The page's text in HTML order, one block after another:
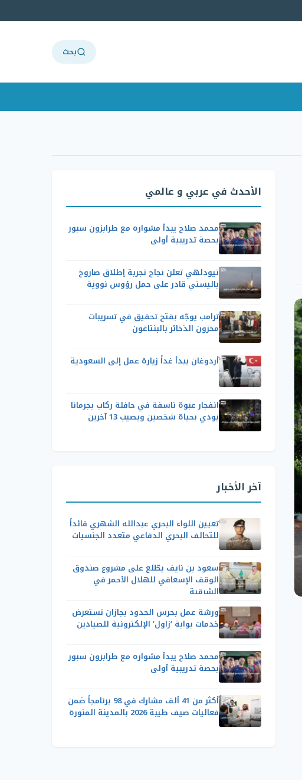
بحث
الأحدث في عربي و عالمي
محمد صلاح يبدأ مشواره مع طرابزون سبور
بحصة تدريبية أولى
نيودلهي تعلن نجاح تجربة إطلاق صاروخ
باليستي قادر على حمل رؤوس نووية
ترامب يوجّه بفتح تحقيق في تسريبات
مخزون الذخائر بالبنتاغون
أردوغان يبدأ غداً زيارة عمل إلى السعودية
انفجار عبوة ناسفة في حافلة ركاب بجرمانا
يودي بحياة شخصين ويصيب 13 آخرين
آخر الأخبار
تعيين اللواء البحري عبدالله الشهري قائداً
للتحالف البحري الدفاعي متعدد الجنسيات
سعود بن نايف يطّلع على مشروع صندوق
الوقف الإسعافي للهلال الأحمر في
الشرقية
ورشة عمل بحرس الحدود بجازان تستعرض
خدمات بوابة ‘زاول’ الإلكترونية للصيادين
محمد صلاح يبدأ مشواره مع طرابزون سبور
بحصة تدريبية أولى
أكثر من 41 ألف مشارك في 98 برنامجاً ضمن
فعاليات صيف طيبة 2026 بالمدينة المنورة